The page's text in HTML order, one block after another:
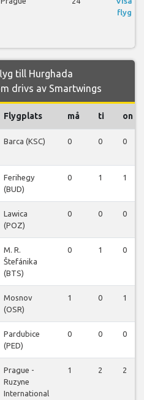
flyg
till Hurghada
drivs av Smartwings
Flygplats må ti on
Barca (KSC) 0 0 0
Ferihegy
(BUD)
0 1 1
Lawica
(POZ)
0 0 0
M. R.
Štefánika
(BTS)
0 1 0
Mosnov
(OSR)
1 0 1
Pardubice
(PED)
0 0 0
Prague -
Ruzyne
International
1 2 2